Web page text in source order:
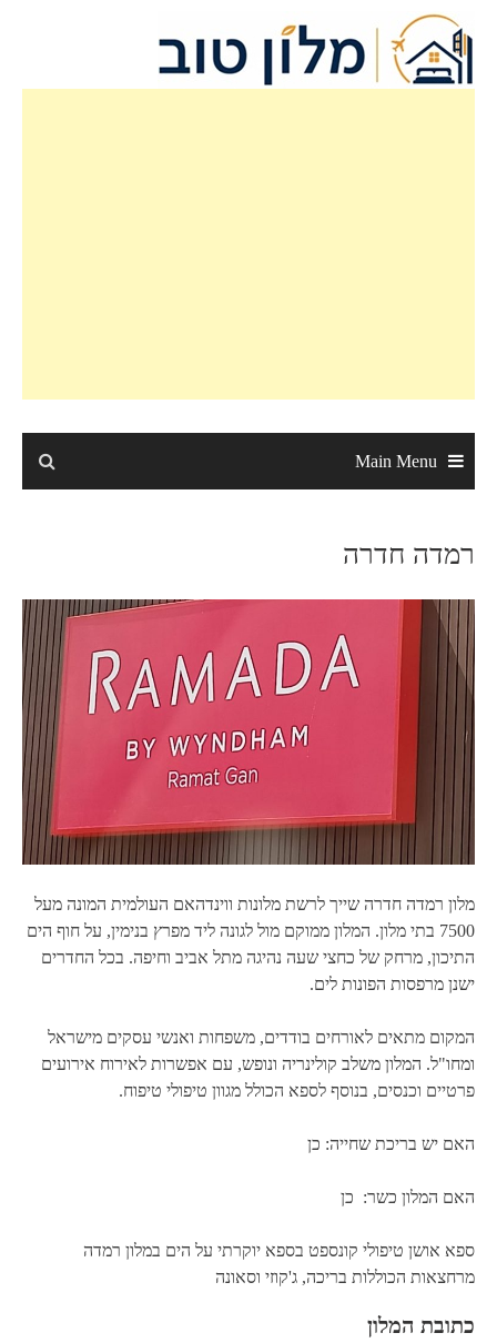
content
Main Menu
רמדה חדרה
מלון רמדה חדרה שייך לרשת מלונות ווינדהאם העולמית המונה מעל
7500 בתי מלון. המלון ממוקם מול לגונה ליד מפרץ בנימין, על חוף הים
התיכון, מרחק של כחצי שעה נהיגה מתל אביב וחיפה. בכל החדרים
ישנן מרפסות הפונות לים.
המקום מתאים לאורחים בודדים, משפחות ואנשי עסקים מישראל
ומחו"ל. המלון משלב קולינריה ונופש, עם אפשרות לאירוח אירועים
פרטיים וכנסים, בנוסף לספא הכולל מגוון טיפולי טיפוח.
האם יש בריכת שחייה: כן
האם המלון כשר: כן
ספא אושן טיפולי קונספט בספא יוקרתי על הים במלון רמדה
מרחצאות הכוללות בריכה, ג'קוזי וסאונה
כתובת המלון